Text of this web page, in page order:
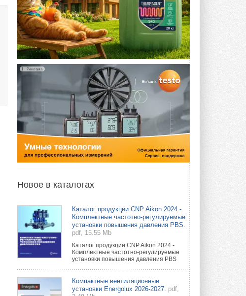
Реклама
Новое в каталогах
Каталог продукции CNP Aikon 2024 -
Комплектные частотно-регулируемые
установки повышения давления PBS.
pdf, 15.55 Mb
Каталог продукции CNP Aikon 2024 -
Комплектные частотно-регулируемые
установки повышения давления PBS
Компактные вентиляционные
установки Energolux 2026-2027. pdf,